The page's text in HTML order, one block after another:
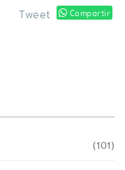
Tweet
Compartir
(101)